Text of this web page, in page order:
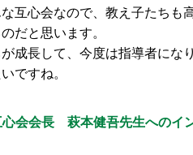
な互心会なので、教え子たちも
だと思います。
成長して、今度は指導者にな
ですね。
会会長 萩本健吾先生へのイ